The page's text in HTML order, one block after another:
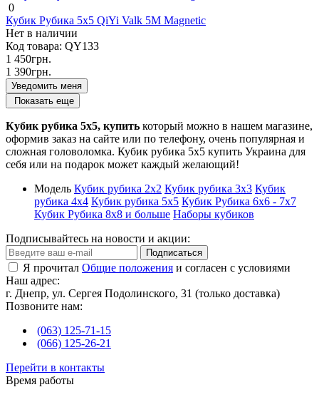
0
Кубик Рубика 5х5 QiYi Valk 5M Magnetic
Нет в наличии
Код товара: QY133
1 450грн.
1 390грн.
Уведомить меня
Показать еще
Кубик рубика 5х5, купить который можно в нашем магазине,
оформив заказ на сайте или по телефону, очень популярная и
сложная головоломка. Кубик рубика 5х5 купить Украина для
себя или на подарок может каждый желающий!
Модель Кубик рубика 2х2 Кубик рубика 3х3 Кубик
рубика 4х4 Кубик рубика 5х5 Кубик Рубика 6х6 - 7х7
Кубик Рубика 8х8 и больше Наборы кубиков
Подписывайтесь на новости и акции:
Подписаться
Я прочитал Общие положения и согласен с условиями
Наш адрес:
г. Днепр, ул. Сергея Подолинского, 31 (только доставка)
Позвоните нам:
(063) 125-71-15
(066) 125-26-21
Перейти в контакты
Время работы